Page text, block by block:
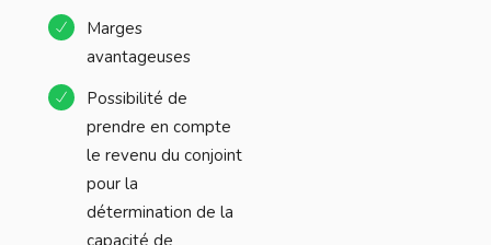
Marges
avantageuses
Possibilité de
prendre en compte
le revenu du conjoint
pour la
détermination de la